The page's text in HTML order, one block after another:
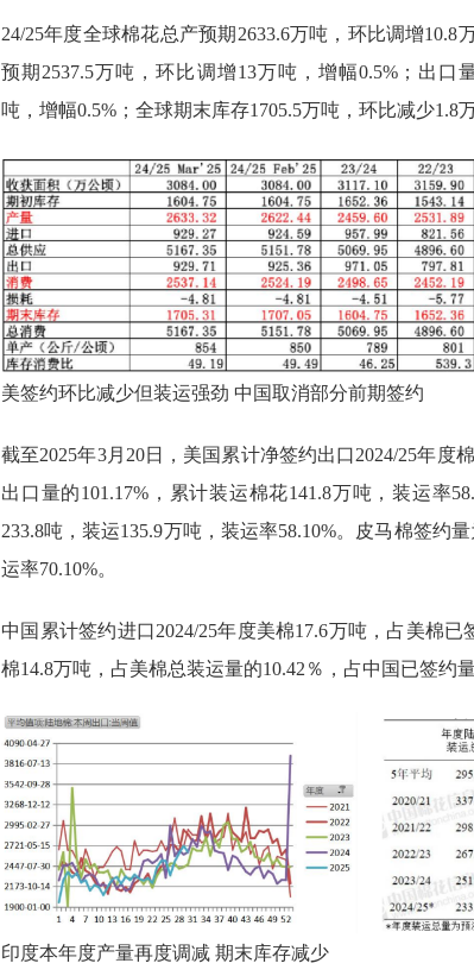
24/25年度全球棉花总产预期2633.6万吨，环比调增10.8
预期2537.5万吨，环比调增13万吨，增幅0.5%；出口
吨，增幅0.5%；全球期末库存1705.5万吨，环比减少1.8
美签约环比减少但装运强劲 中国取消部分前期签约
截至2025年3月20日，美国累计净签约出口2024/25年度
出口量的101.17%，累计装运棉花141.8万吨，装运率
233.8吨，装运135.9万吨，装运率58.10%。皮马棉签约
运率70.10%。
中国累计签约进口2024/25年度美棉17.6万吨，占美棉已
棉14.8万吨，占美棉总装运量的10.42％，占中国已签约量
印度本年度产量再度调减 期末库存减少